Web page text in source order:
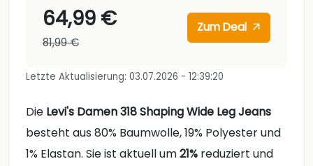
64,99 €
81,99 €
Zum Deal
Letzte Aktualisierung: 03.07.2026 - 12:39:20
Die Levi's Damen 318 Shaping Wide Leg Jeans
besteht aus 80% Baumwolle, 19% Polyester und
1% Elastan. Sie ist aktuell um21% reduziert und